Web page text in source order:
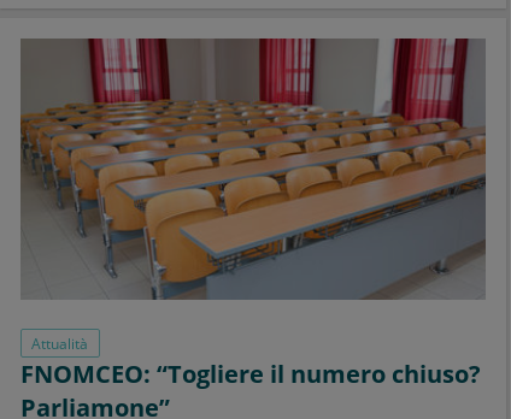
Attualità
FNOMCEO: “Togliere il numero chiuso?
Parliamone”